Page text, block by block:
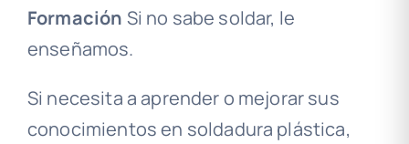
Formación Si no sabe soldar, le
enseñamos.
Si necesita a aprender o mejorar sus
conocimientos en soldadura plástica,